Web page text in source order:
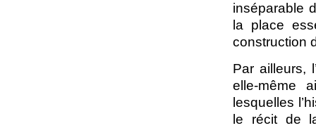
inséparable
la place
construction
Par ailleurs,
elle-même
lesquelles
le récit de